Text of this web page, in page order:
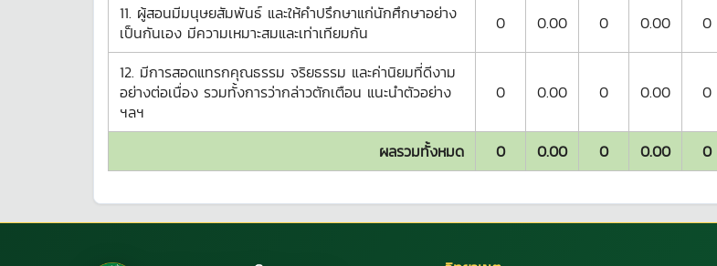
11. ผู้สอนมีมนุษยสัมพันธ์ และให้คำปรึกษาแก่นักศึกษาอย่าง
เป็นกันเอง มีความเหมาะสมและเท่าเทียมกัน
0 0.00 0 0.00 0
12. มีการสอดแทรกคุณธรรม จริยธรรม และค่านิยมที่ดีงาม
อย่างต่อเนื่อง รวมทั้งการว่ากล่าวตักเตือน แนะนำตัวอย่าง
ฯลฯ
0 0.00 0 0.00 0
ผลรวมทั้งหมด 0 0.00 0 0.00 0